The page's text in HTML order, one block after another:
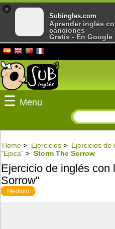
☰ Menu
Home > Ejercicios > Ejercicios de
"Epica" > Storm The Sorrow
Ejercicio de inglés con
Sorrow"
Medium
×
Subingles.com
Aprender inglés
canciones
Gratis - En Google